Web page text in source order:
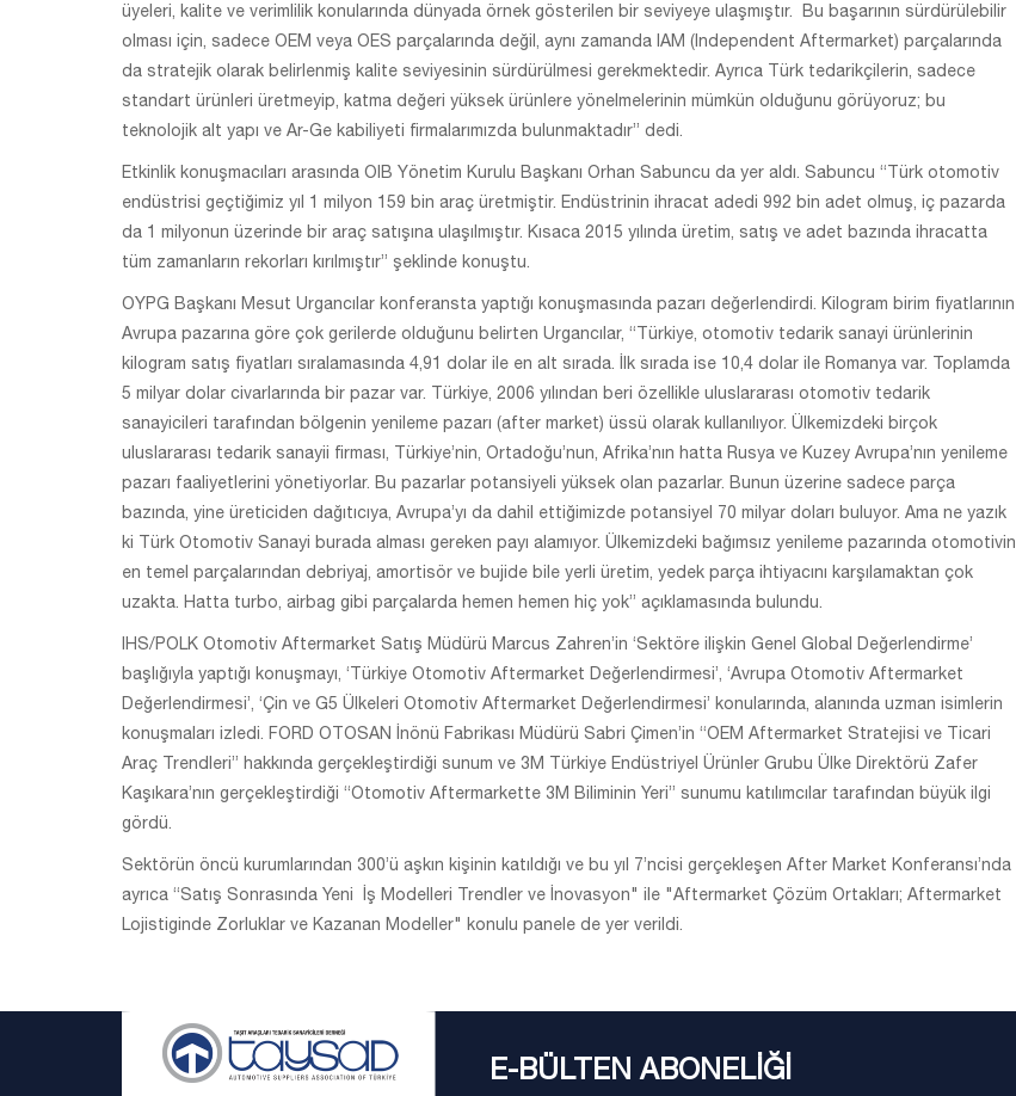
üyeleri, kalite ve verimlilik konularında dünyada örnek gösterilen bir seviyeye ulaşmıştır. Bu başarının sürdürülebilir
olması için, sadece OEM veya OES parçalarında değil, aynı zamanda IAM (Independent Aftermarket) parçalarında
da stratejik olarak belirlenmiş kalite seviyesinin sürdürülmesi gerekmektedir. Ayrıca Türk tedarikçilerin, sadece
standart ürünleri üretmeyip, katma değeri yüksek ürünlere yönelmelerinin mümkün olduğunu görüyoruz; bu
teknolojik alt yapı ve Ar-Ge kabiliyeti firmalarımızda bulunmaktadır” dedi.
Etkinlik konuşmacıları arasında OIB Yönetim Kurulu Başkanı Orhan Sabuncu da yer aldı. Sabuncu “Türk otomotiv
endüstrisi geçtiğimiz yıl 1 milyon 159 bin araç üretmiştir. Endüstrinin ihracat adedi 992 bin adet olmuş, iç pazarda
da 1 milyonun üzerinde bir araç satışına ulaşılmıştır. Kısaca 2015 yılında üretim, satış ve adet bazında ihracatta
tüm zamanların rekorları kırılmıştır” şeklinde konuştu.
OYPG Başkanı Mesut Urgancılar konferansta yaptığı konuşmasında pazarı değerlendirdi. Kilogram birim fiyatlarının
Avrupa pazarına göre çok gerilerde olduğunu belirten Urgancılar, “Türkiye, otomotiv tedarik sanayi ürünlerinin
kilogram satış fiyatları sıralamasında 4,91 dolar ile en alt sırada. İlk sırada ise 10,4 dolar ile Romanya var. Toplamda
5 milyar dolar civarlarında bir pazar var. Türkiye, 2006 yılından beri özellikle uluslararası otomotiv tedarik
sanayicileri tarafından bölgenin yenileme pazarı (after market) üssü olarak kullanılıyor. Ülkemizdeki birçok
uluslararası tedarik sanayii firması, Türkiye’nin, Ortadoğu’nun, Afrika’nın hatta Rusya ve Kuzey Avrupa’nın yenileme
pazarı faaliyetlerini yönetiyorlar. Bu pazarlar potansiyeli yüksek olan pazarlar. Bunun üzerine sadece parça
bazında, yine üreticiden dağıtıcıya, Avrupa’yı da dahil ettiğimizde potansiyel 70 milyar doları buluyor. Ama ne yazık
ki Türk Otomotiv Sanayi burada alması gereken payı alamıyor. Ülkemizdeki bağımsız yenileme pazarında otomotivin
en temel parçalarından debriyaj, amortisör ve bujide bile yerli üretim, yedek parça ihtiyacını karşılamaktan çok
uzakta. Hatta turbo, airbag gibi parçalarda hemen hemen hiç yok” açıklamasında bulundu.
IHS/POLK Otomotiv Aftermarket Satış Müdürü Marcus Zahren’in ‘Sektöre ilişkin Genel Global Değerlendirme’
başlığıyla yaptığı konuşmayı, ‘Türkiye Otomotiv Aftermarket Değerlendirmesi’, ‘Avrupa Otomotiv Aftermarket
Değerlendirmesi’, ‘Çin ve G5 Ülkeleri Otomotiv Aftermarket Değerlendirmesi’ konularında, alanında uzman isimlerin
konuşmaları izledi. FORD OTOSAN İnönü Fabrikası Müdürü Sabri Çimen’in “OEM Aftermarket Stratejisi ve Ticari
Araç Trendleri” hakkında gerçekleştirdiği sunum ve 3M Türkiye Endüstriyel Ürünler Grubu Ülke Direktörü Zafer
Kaşıkara’nın gerçekleştirdiği “Otomotiv Aftermarkette 3M Biliminin Yeri” sunumu katılımcılar tarafından büyük ilgi
gördü.
Sektörün öncü kurumlarından 300’ü aşkın kişinin katıldığı ve bu yıl 7’ncisi gerçekleşen After Market Konferansı’nda
ayrıca “Satış Sonrasında Yeni İş Modelleri Trendler ve İnovasyon" ile "Aftermarket Çözüm Ortakları; Aftermarket
Lojistiginde Zorluklar ve Kazanan Modeller" konulu panele de yer verildi.
E-BÜLTEN ABONELİĞİ